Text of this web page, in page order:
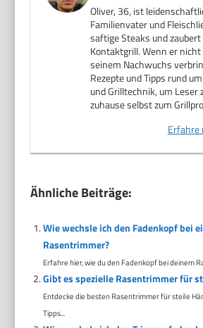
Oliver, 36, ist
Familienvater und
saftige Steaks und
Kontaktgrill. Wenn er
seinem Nachwuchs
Rezepte und Tipps rund
und Grilltechnik, um Leser
zuhause selbst zum
Erfahre
Ähnliche Beiträge:
Wie wechsle ich den Fadenkopf bei
Rasentrimmer?
Erfahre hier, wie du den Fadenkopf bei deinem
Gibt es spezielle Rasentrimmer für
Entdecke die besten Rasentrimmer für steile
Tipps...